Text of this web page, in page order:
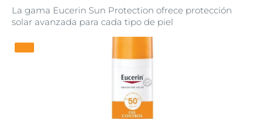
La gama Eucerin Sun Protection ofrece protección
solar avanzada para cada tipo de piel